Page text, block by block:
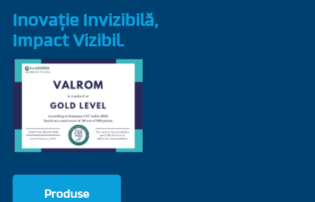
Inovație Invizibilă,
Impact Vizibil.
Produse